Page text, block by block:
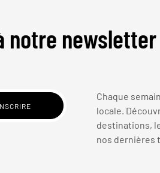
notre newsletter
Chaque
locale.
destinations,
nos dernières